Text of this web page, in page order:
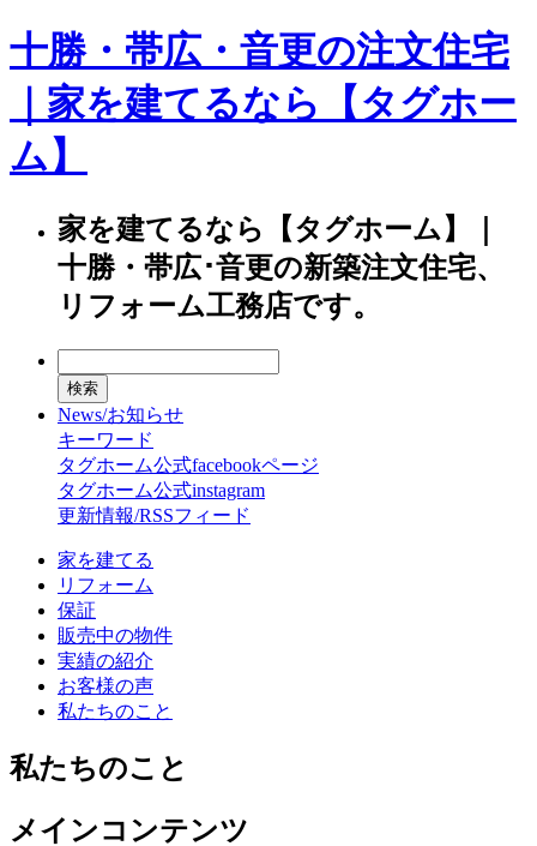
十勝・帯広・音更の注文住宅
｜家を建てるなら【タグホー
ム】
家を建てるなら【タグホーム】｜
十勝・帯広･音更の新築注文住宅、
リフォーム工務店です。
News/お知らせ
キーワード
タグホーム公式facebookページ
タグホーム公式instagram
更新情報/RSSフィード
家を建てる
リフォーム
保証
販売中の物件
実績の紹介
お客様の声
私たちのこと
私たちのこと
メインコンテンツ